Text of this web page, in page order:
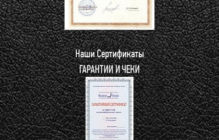
Наши Сертификаты
ГАРАНТИИ И ЧЕКИ